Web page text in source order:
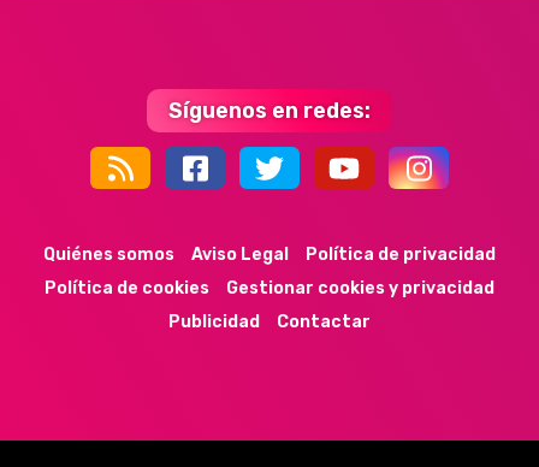
Síguenos en redes:
Quiénes somos Aviso Legal
Política de privacidad
Política de cookies
Gestionar cookies y privacidad
Publicidad
Contactar